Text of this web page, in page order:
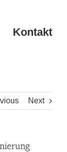
Kontakt
Next